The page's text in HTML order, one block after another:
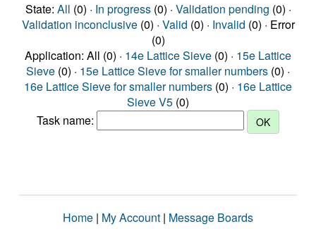
State: All (0) · In progress(0) · Validation pending (0) ·
Validation inconclusive(0) · Valid (0) · Invalid (0) · Error
(0)
Application: All (0) · 14e Lattice Sieve (0) · 15e Lattice
Sieve (0) · 15e Lattice Sieve for smaller numbers (0) ·
16e Lattice Sieve for smaller numbers (0) · 16e Lattice
Sieve V5 (0)
Task name:
Home | My Account | Message Boards